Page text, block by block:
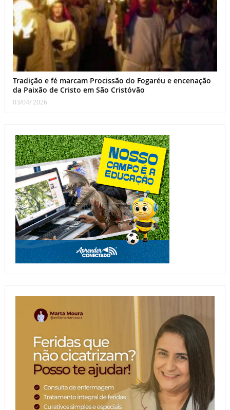
Tradição e fé marcam Procissão do Fogaréu e encenação
da Paixão de Cristo em São Cristóvão
03/04/ 2026